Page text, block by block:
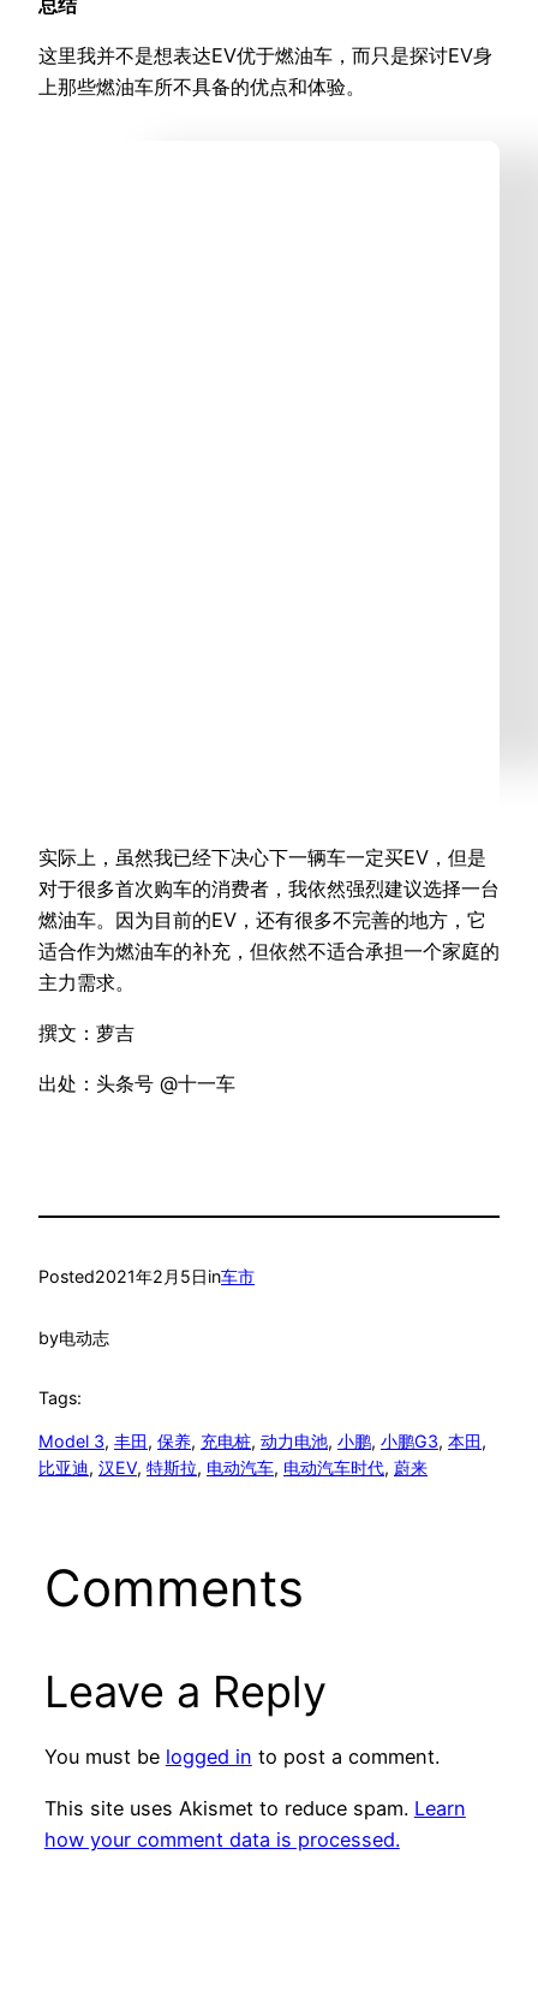
总结
这里我并不是想表达EV优于燃油车，而只是探讨EV身
上那些燃油车所不具备的优点和体验。
实际上，虽然我已经下决心下一辆车一定买EV，但是
对于很多首次购车的消费者，我依然强烈建议选择一台
燃油车。因为目前的EV，还有很多不完善的地方，它
适合作为燃油车的补充，但依然不适合承担一个家庭的
主力需求。
撰文：萝吉
出处：头条号 @十一车
Posted2021年2月5日in车市
by电动志
Tags:
Model 3, 丰田, 保养, 充电桩, 动力电池, 小鹏, 小鹏G3, 本田
比亚迪, 汉EV, 特斯拉, 电动汽车, 电动汽车时代, 蔚来
Comments
Leave a Reply
You must be logged in to post a comment.
This site uses Akismet to reduce spam. Learn
how your comment data is processed.